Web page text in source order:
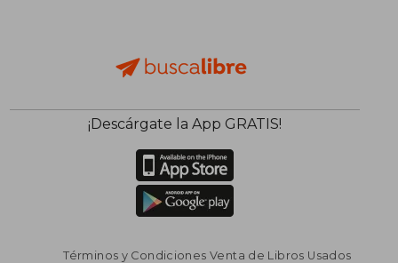
¡Descárgate la App GRATIS!
Términos y Condiciones Venta de Libros Usados